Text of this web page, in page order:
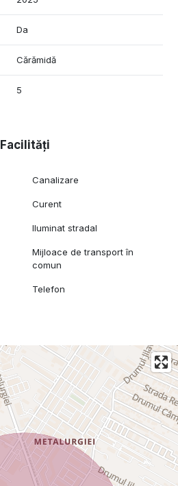
Da
Cărămidă
5
Facilități
Canalizare
Curent
Iluminat stradal
Mijloace de transport în
comun
Telefon